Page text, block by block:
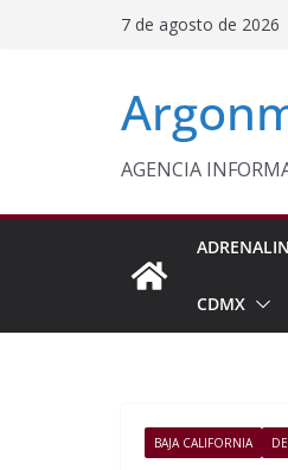
7 de agosto de 2026
AGENCIA
CDMX
BAJA CALIFORNIA